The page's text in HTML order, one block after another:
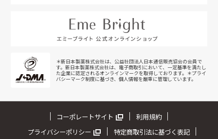
＊新日本製薬株式会社は、公益社団法人日本通信販売協会の会員で
す。新日本製薬株式会社は、電子商取引において、一定基準を満たし
た企業に認定されるオンラインマークを取得しております。＊プライ
バシーマーク制度に基づき、個人情報を厳重に管理しています。
コーポレートサイト
利用規約
プライバシーポリシー
特定商取引法に基づく表記